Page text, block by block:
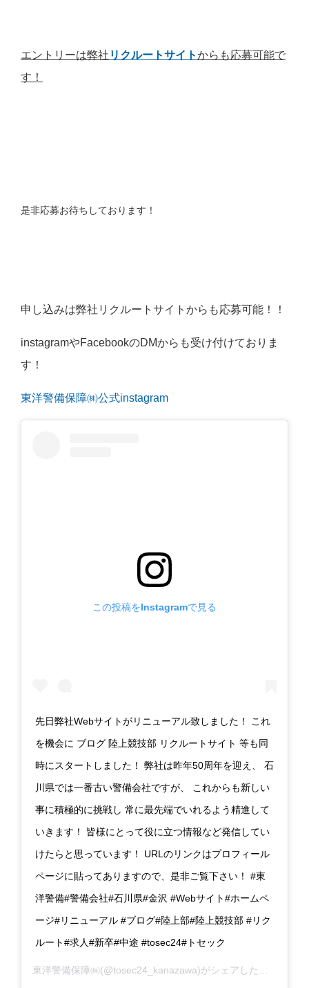
エントリーは弊社 リクルートサイトからも応募可能で
す！
是非応募お待ちしております！
申し込みは弊社リクルートサイトからも応募可能！！
instagramやFacebookのDMからも受け付けておりま
す！
東洋警備保障㈱公式instagram
この投稿をInstagramで見る
先日弊社Webサイトがリニューアル致しました！ これ
を機会に ブログ 陸上競技部 リクルートサイト 等も同
時にスタートしました！ 弊社は昨年50周年を迎え、 石
川県では一番古い警備会社ですが、 これからも新しい
事に積極的に挑戦し 常に最先端でいれるよう精進して
いきます！ 皆様にとって役に立つ情報など発信してい
けたらと思っています！ URLのリンクはプロフィール
ページに貼ってありますので、是非ご覧下さい！ #東
洋警備#警備会社#石川県#金沢 #Webサイト#ホームペ
ージ#リニューアル #ブログ#陸上部#陸上競技部 #リク
ルート#求人#新卒#中途 #tosec24#トセック
東洋警備保障㈱(@tosec24_kanazawa)がシェアした投稿 –